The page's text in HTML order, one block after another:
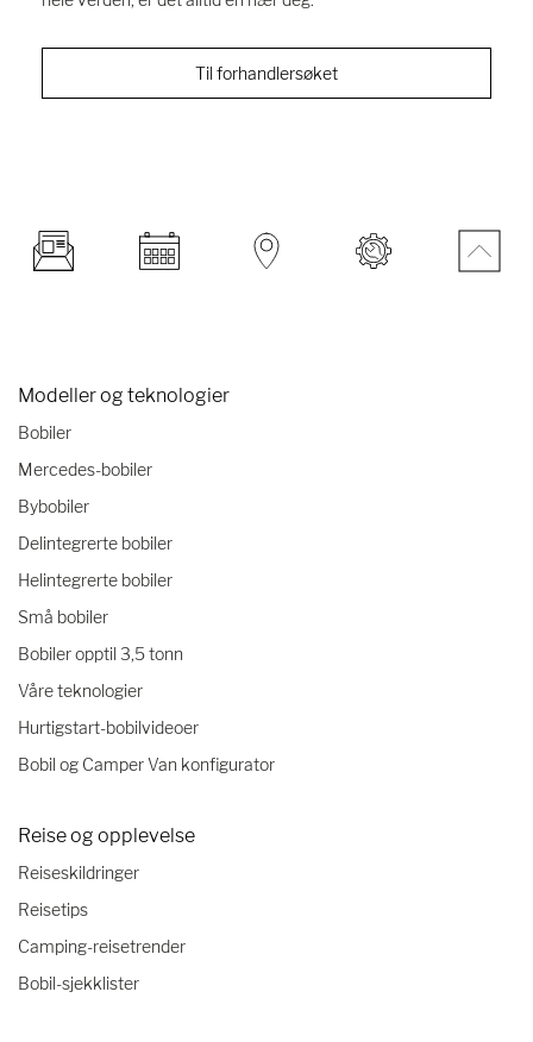
Til forhandlersøket
Modeller og teknologier
Bobiler
Mercedes-bobiler
Bybobiler
Delintegrerte bobiler
Helintegrerte bobiler
Små bobiler
Bobiler opptil 3,5 tonn
Våre teknologier
Hurtigstart-bobilvideoer
Bobil og Camper Van konfigurator
Reise og opplevelse
Reiseskildringer
Reisetips
Camping-reisetrender
Bobil-sjekklister